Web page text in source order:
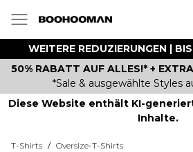
WEITERE REDUZIERUNGEN |
50% RABATT AUF ALLES!* +
*Sale & ausgewählte Styles
Diese Website enthält KI-
Inhalte.
T-Shirts / Oversize-T-Shirts